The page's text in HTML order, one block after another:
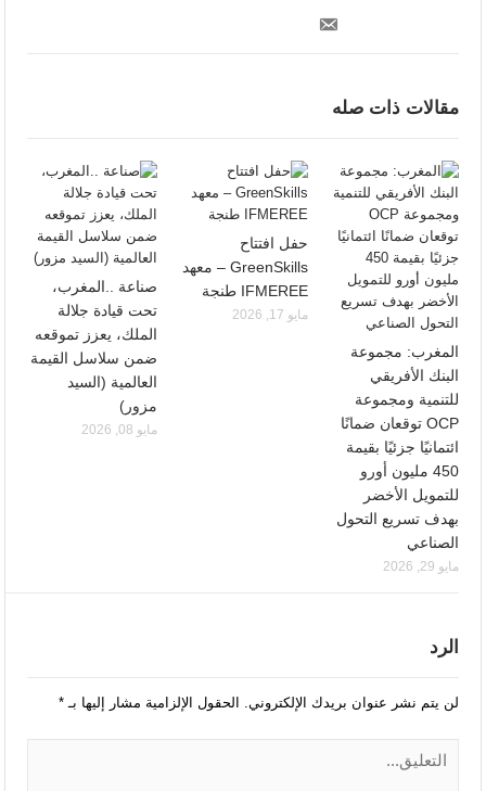
مقالات ذات صله
المغرب: مجموعة
البنك الأفريقي
للتنمية ومجموعة
OCP توقعان ضمانًا
ائتمانيًا جزئيًا بقيمة
450 مليون أورو
للتمويل الأخضر
بهدف تسريع التحول
الصناعي
مايو 29, 2026
حفل افتتاح
GreenSkills – معهد
IFMEREE طنجة
مايو 17, 2026
صناعة ..المغرب،
تحت قيادة جلالة
الملك، يعزز تموقعه
ضمن سلاسل القيمة
العالمية (السيد
مزور)
مايو 08, 2026
الرد
لن يتم نشر عنوان بريدك الإلكتروني. الحقول الإلزامية مشار إليها بـ*